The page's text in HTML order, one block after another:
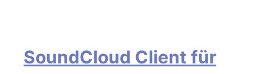
SoundCloud Client für